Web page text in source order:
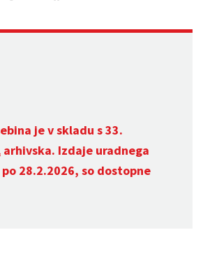
je v skladu s 33.
arhivska. Izdaje uradnega
28.2.2026, so dostopne